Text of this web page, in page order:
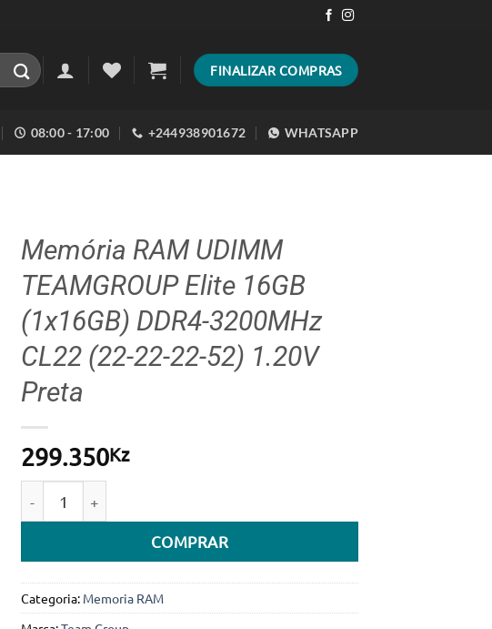
FINALIZAR COMPRAS
08:00 - 17:00 +244938901672 WHATSAPP
Memória RAM UDIMM
TEAMGROUP Elite 16GB
(1x16GB) DDR4-3200MHz
CL22 (22-22-22-52) 1.20V
Preta
299.350Kz
COMPRAR
Categoria: Memoria RAM